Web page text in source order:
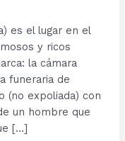
es el lugar en el
y ricos
la cámara
funeraria de
(no expoliada) con
un hombre que
[…]